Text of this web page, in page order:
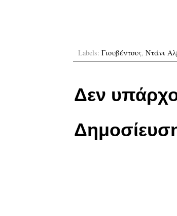
Labels: Γιουβέντους, Ντάνι
Δεν